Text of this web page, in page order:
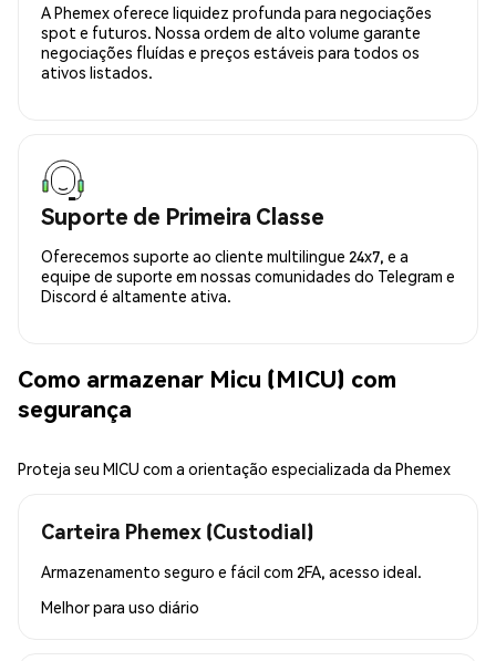
A Phemex oferece liquidez profunda para negociações
spot e futuros. Nossa ordem de alto volume garante
negociações fluídas e preços estáveis para todos os
ativos listados.
Suporte de Primeira Classe
Oferecemos suporte ao cliente multilingue 24x7, e a
equipe de suporte em nossas comunidades do Telegram e
Discord é altamente ativa.
Como armazenar Micu (MICU) com
segurança
Proteja seu MICU com a orientação especializada da Phemex
Carteira Phemex (Custodial)
Armazenamento seguro e fácil com 2FA, acesso ideal.
Melhor para uso diário